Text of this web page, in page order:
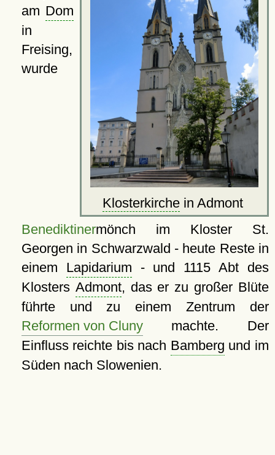
Klosterkirchein Admont
am Dom
in
Freising,
wurde
Benediktinermönch im Kloster St.
Georgen in Schwarzwald - heute Reste in
einem Lapidarium - und 1115 Abt des
Klosters Admont, das er zu großer Blüte
führte und zu einem Zentrum der
Reformen von Clunymachte. Der
Einfluss reichte bis nach Bamberg und im
Süden nach Slowenien.